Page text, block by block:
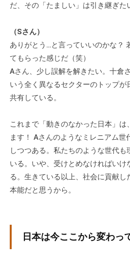
だ、その「たましい」は引き継ぎた
（Sさん）
ありがとう…と言っていいのかな？
てもらった感じだ（笑）
Aさん、少し誤解を解きたい。十倉
いう全く異なるセクターのトップが
共有している。
これまで「動きのなかった日本」は
ます！ Aさんのようなミレニアム世
しつつある。私たちのような世代も
いる。いや、受けとめなければいけ
る。生きている以上、社会に貢献
本能だと思うから。
日本は今ここから変わっ